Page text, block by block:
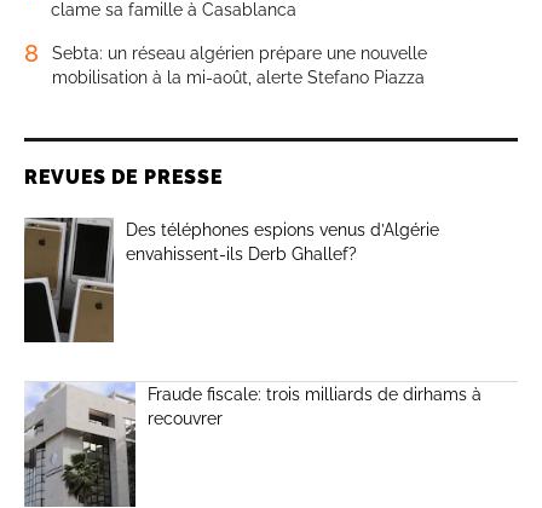
clame sa famille à Casablanca
8
Sebta: un réseau algérien prépare une nouvelle
mobilisation à la mi-août, alerte Stefano Piazza
REVUES DE PRESSE
Des téléphones espions venus d’Algérie
envahissent-ils Derb Ghallef?
Fraude fiscale: trois milliards de dirhams à
recouvrer